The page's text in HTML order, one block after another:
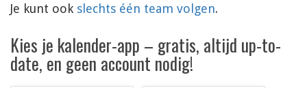
Je kunt ook slechts één team volgen.
Kies je kalender-app – gratis, altijd up-to-
date, en geen account nodig!